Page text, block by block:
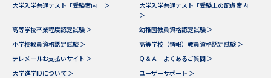
（高3生用）
新学年スタート号特集ページ
（高2生用）
SELFBRAND特集ページ
大学入学共通テスト「受験案内」 ＞
大学入学共通テスト「受験上の配慮案内」
＞
高等学校卒業程度認定試験 ＞
幼稚園教員資格認定試験 ＞
小学校教員資格認定試験 ＞
高等学校（情報）教員資格認定試験 ＞
テレメールお支払いサイト ＞
Ｑ＆Ａ よくあるご質問 ＞
大学進学IDについて ＞
ユーザーサポート ＞